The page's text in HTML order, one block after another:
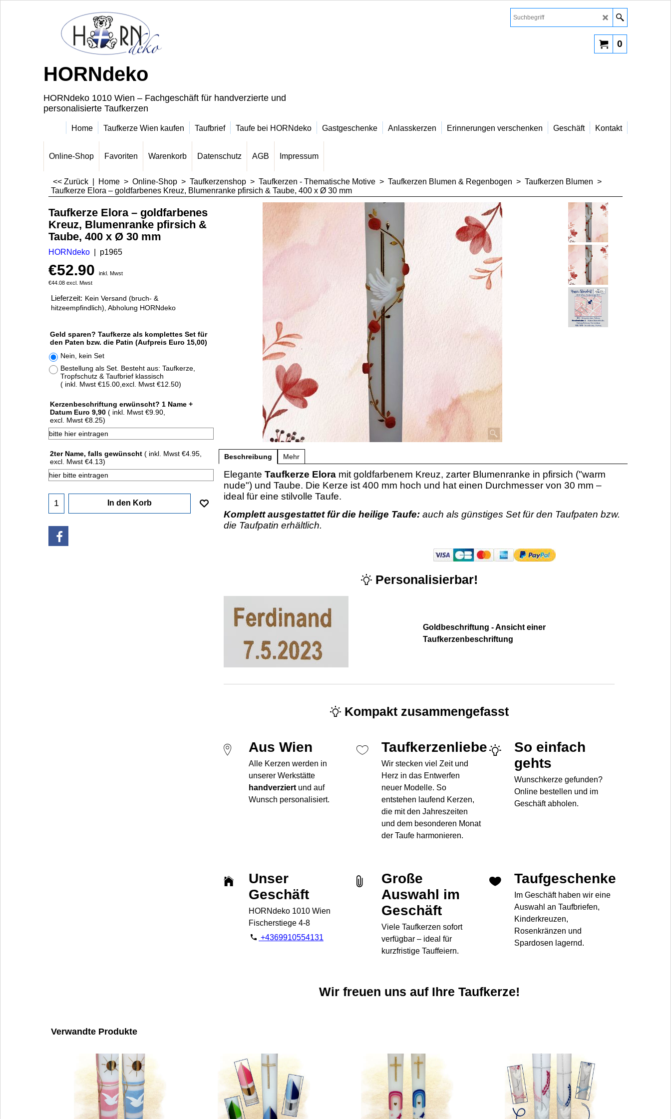
HORNdeko
HORNdeko 1010 Wien – Fachgeschäft für handverzierte und
personalisierte Taufkerzen
0
Home Taufkerze Wien kaufen Taufbrief Taufe bei HORNdeko Gastgeschenke Anlasskerzen Erinnerungen verschenken Geschäft Kontakt
Online-Shop Favoriten Warenkorb Datenschutz AGB Impressum
<< Zurück Home > Online-Shop > Taufkerzenshop > Taufkerzen - Thematische Motive > Taufkerzen Blumen & Regenbogen > Taufkerzen Blumen >
Taufkerze Elora – goldfarbenes Kreuz, Blumenranke pfirsich & Taube, 400 x Ø 30 mm
Taufkerze Elora – goldfarbenes
Kreuz, Blumenranke pfirsich &
Taube, 400 x Ø 30 mm
HORNdeko p1965
€52.90
inkl. Mwst
€44.08 excl. Mwst
Lieferzeit: Kein Versand (bruch- &
hitzeempfindlich), Abholung HORNdeko
Geld sparen? Taufkerze als komplettes Set für
den Paten bzw. die Patin (Aufpreis Euro 15,00)
Nein, kein Set
Bestellung als Set. Besteht aus: Taufkerze,
Tropfschutz & Taufbrief klassisch
( inkl. Mwst €15.00,excl. Mwst €12.50)
Kerzenbeschriftung erwünscht? 1 Name +
Datum Euro 9,90 ( inkl. Mwst €9.90
excl. Mwst €8.25)
2ter Name, falls gewünscht ( inkl. Mwst €4.95
excl. Mwst €4.13)
In den Korb
Beschreibung Mehr
Elegante Taufkerze Elora mit goldfarbenem Kreuz, zarter Blumenranke in pfirsich ("warm
nude") und Taube. Die Kerze ist 400 mm hoch und hat einen Durchmesser von 30 mm –
ideal für eine stilvolle Taufe.
Komplett ausgestattet für die heilige Taufe: auch als günstiges Set für den Taufpaten bzw.
die Taufpatin erhältlich.
Personalisierbar!
Goldbeschriftung - Ansicht einer
Taufkerzenbeschriftung
Kompakt zusammengefasst
Aus Wien
Alle Kerzen werden in
unserer Werkstätte
handverziertund auf
Wunsch personalisiert.
Taufkerzenliebe
Wir stecken viel Zeit und
Herz in das Entwerfen
neuer Modelle. So
entstehen laufend Kerzen,
die mit den Jahreszeiten
und dem besonderen Monat
der Taufe harmonieren.
So einfach
gehts
Wunschkerze gefunden?
Online bestellen und im
Geschäft abholen.
Unser
Geschäft
HORNdeko 1010 Wien
Fischerstiege 4-8
+4369910554131
Große
Auswahl im
Geschäft
Viele Taufkerzen sofort
verfügbar – ideal für
kurzfristige Tauffeiern.
Taufgeschenke
Im Geschäft haben wir eine
Auswahl an Taufbriefen,
Kinderkreuzen,
Rosenkränzen und
Spardosen lagernd.
Wir freuen uns auf Ihre Taufkerze!
Verwandte Produkte